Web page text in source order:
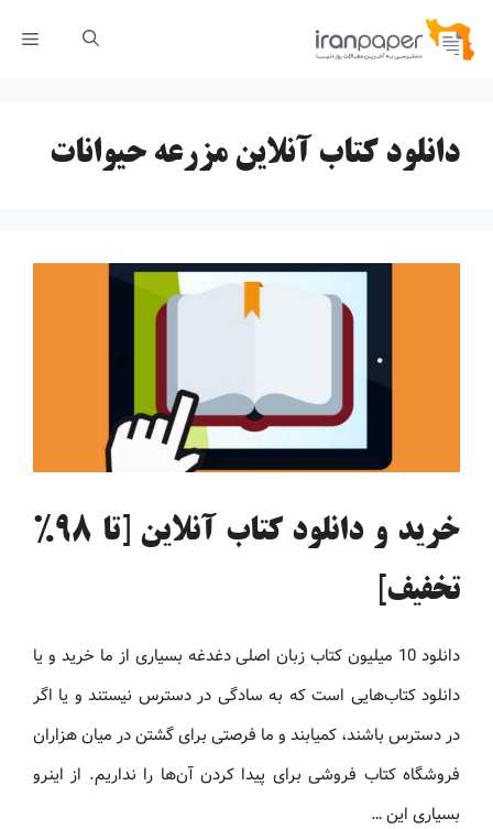
پرش
دانلود کتاب آنلاین مزرعه حیوانات
خرید و دانلود کتاب آنلاین [تا 98%
تخفیف]
دانلود 10 میلیون کتاب زبان اصلی دغدغه بسیاری از ما خرید و یا
دانلود کتاب‌هایی است که به سادگی در دسترس نیستند و یا اگر
در دسترس باشند، کمیابند و ما فرصتی برای گشتن در میان هزاران
فروشگاه کتاب فروشی برای پیدا کردن آن‌ها را نداریم. از اینرو
بسیاری این …